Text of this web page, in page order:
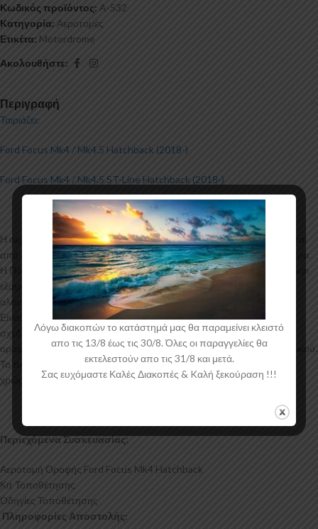
Κωδικός προϊόντος: A-532
Κατηγορία: Αεροτομές
Ετικέτα: Motordrome
Ακολουθήστε:
Περιγραφή
Ταιριάζει:
Ford Focus Mk4 / Mk4.5 Hatchback (2018-)
Ford Focus Mk4 / Mk4.5 ST-Line Hatchback (2018-)
Η αεροτομή οροφής για το Ford Focus Mk4 Hatchback κατασκευάζεται
από σκληρή Πολυουρεθάνη υψηλής πιέσεως και ΟΧΙ από πολυεστέρα.
Η Πολυουρεθάνη είναι ένα πιο ανθεκτικό και ακριβό υλικό με εύκολη και
εξαιρετική εφαρμογή. Όλες οι αεροτομές παράγονται σε καλούπια
αλουμινίου για αυξημένη ποιότητα και αντοχή στη μαζική παραγωγή.
Είναι ελεγμένα για ανθεκτικότητα σε υψηλές θερμοκρασίες και έχουν
σχεδιαστεί με την καλύτερη λεπτομέρεια. Η επιπρόσθετη αεροτομή
οροφής για το Ford Focus Mk4 Hatchback έρχεται στο χρώμα του υλικού.
Το προϊόν θα πρέπει να ασταρωθεί και στη συνέχεια να βαφτεί στο
χρώμα της επιλογής σας.
Περιεχόμενα Συσκευασίας:
Αεροτομή Οροφής Ford Focus Mk4 Hatchback
Κιτ Τοποθέτησης
Οδηγίες Τοποθέτησης
Πληροφορίες Αποστολής:
Λόγω διακοπών το κατάστημά μας θα παραμείνει κλειστό
απο τις 13/8 έως τις 30/8. Όλες οι παραγγελίες θα
εκτελεστούν απο τις 31/8 και μετά.
Σας ευχόμαστε Καλές Διακοπές & Kαλή ξεκούραση !!!